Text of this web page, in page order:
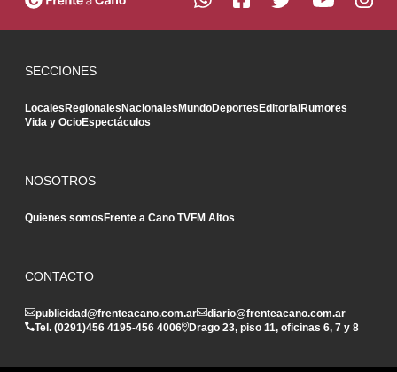
SECCIONES
LocalesRegionalesNacionalesMundoDeportesEditorialRumores
Vida y OcioEspectáculos
NOSOTROS
Quienes somosFrente a Cano TVFM Altos
CONTACTO
publicidad@frenteacano.com.ar
diario@frenteacano.com.ar
Tel. (0291)456 4195-456 4006 Drago 23, piso 11, oficinas 6, 7 y 8